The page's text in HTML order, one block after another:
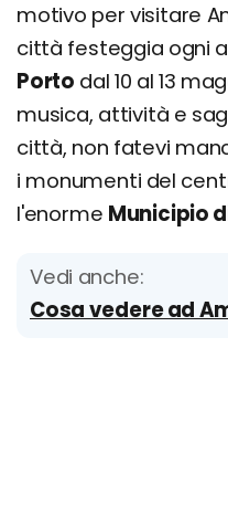
motivo per visitare
città festeggia ogni
Porto dal 10 al 13
musica, attività e
città, non fatevi
i monumenti del
l'enorme Municipio
Vedi anche:
Cosa vedere ad